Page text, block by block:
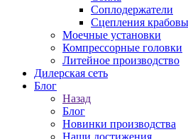
Соплодержатели
Сцепления
Моечные установки
Компрессорные головки
Литейное производство
Дилерская сеть
Блог
Назад
Блог
Новинки производства
Наши достижения